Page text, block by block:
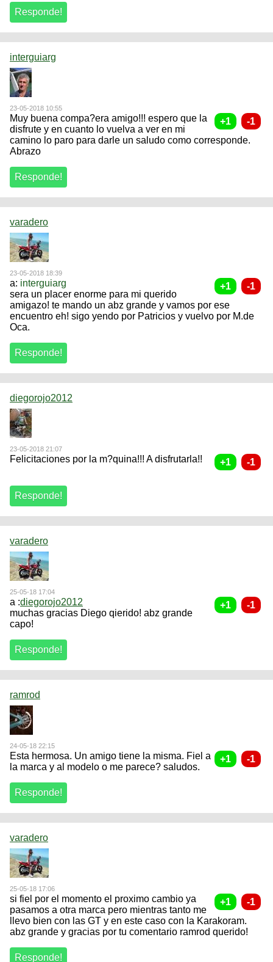
interguiarg
23-05-2018 10:55
Muy buena compa?era amigo!!! espero que la
disfrute y en cuanto lo vuelva a ver en mi
camino lo paro para darle un saludo como corresponde.
Abrazo
varadero
23-05-2018 18:39
a: interguiarg
sera un placer enorme para mi querido
amigazo! te mando un abz grande y vamos por ese
encuentro eh! sigo yendo por Patricios y vuelvo por M.de
Oca.
diegorojo2012
23-05-2018 21:07
Felicitaciones por la m?quina!!! A disfrutarla!!
varadero
25-05-18 17:04
a :diegorojo2012
muchas gracias Diego qierido! abz grande
capo!
ramrod
24-05-18 22:15
Esta hermosa. Un amigo tiene la misma. Fiel a
la marca y al modelo o me parece? saludos.
varadero
25-05-18 17:06
si fiel por el momento el proximo cambio ya
pasamos a otra marca pero mientras tanto me
llevo bien con las GT y en este caso con la Karakoram.
abz grande y gracias por tu comentario ramrod querido!